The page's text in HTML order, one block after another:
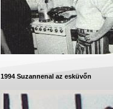
1994 Suzannenal az esküvőn